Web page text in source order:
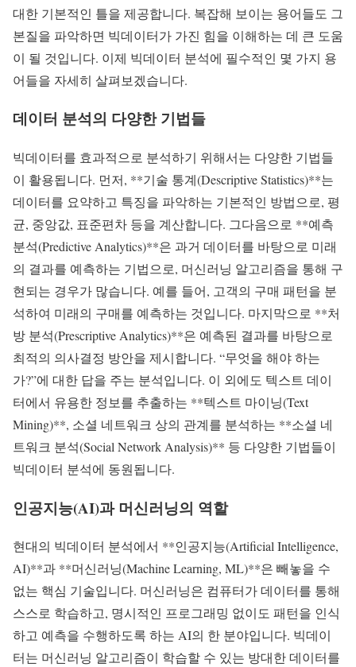
대한 기본적인 틀을 제공합니다. 복잡해 보이는 용어들도 그
본질을 파악하면 빅데이터가 가진 힘을 이해하는 데 큰 도움
이 될 것입니다. 이제 빅데이터 분석에 필수적인 몇 가지 용
어들을 자세히 살펴보겠습니다.
데이터 분석의 다양한 기법들
빅데이터를 효과적으로 분석하기 위해서는 다양한 기법들
이 활용됩니다. 먼저, **기술 통계(Descriptive Statistics)**는
데이터를 요약하고 특징을 파악하는 기본적인 방법으로, 평
균, 중앙값, 표준편차 등을 계산합니다. 그다음으로 **예측
분석(Predictive Analytics)**은 과거 데이터를 바탕으로 미래
의 결과를 예측하는 기법으로, 머신러닝 알고리즘을 통해 구
현되는 경우가 많습니다. 예를 들어, 고객의 구매 패턴을 분
석하여 미래의 구매를 예측하는 것입니다. 마지막으로 **처
방 분석(Prescriptive Analytics)**은 예측된 결과를 바탕으로
최적의 의사결정 방안을 제시합니다. “무엇을 해야 하는
가?”에 대한 답을 주는 분석입니다. 이 외에도 텍스트 데이
터에서 유용한 정보를 추출하는 **텍스트 마이닝(Text
Mining)**, 소셜 네트워크 상의 관계를 분석하는 **소셜 네
트워크 분석(Social Network Analysis)** 등 다양한 기법들이
빅데이터 분석에 동원됩니다.
인공지능(AI)과 머신러닝의 역할
현대의 빅데이터 분석에서 **인공지능(Artificial Intelligence,
AI)**과 **머신러닝(Machine Learning, ML)**은 빼놓을 수
없는 핵심 기술입니다. 머신러닝은 컴퓨터가 데이터를 통해
스스로 학습하고, 명시적인 프로그래밍 없이도 패턴을 인식
하고 예측을 수행하도록 하는 AI의 한 분야입니다. 빅데이
터는 머신러닝 알고리즘이 학습할 수 있는 방대한 데이터를